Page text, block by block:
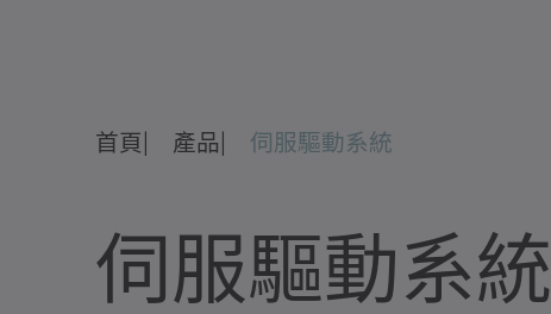
首頁 產品 伺服驅動系統
伺服驅動系統